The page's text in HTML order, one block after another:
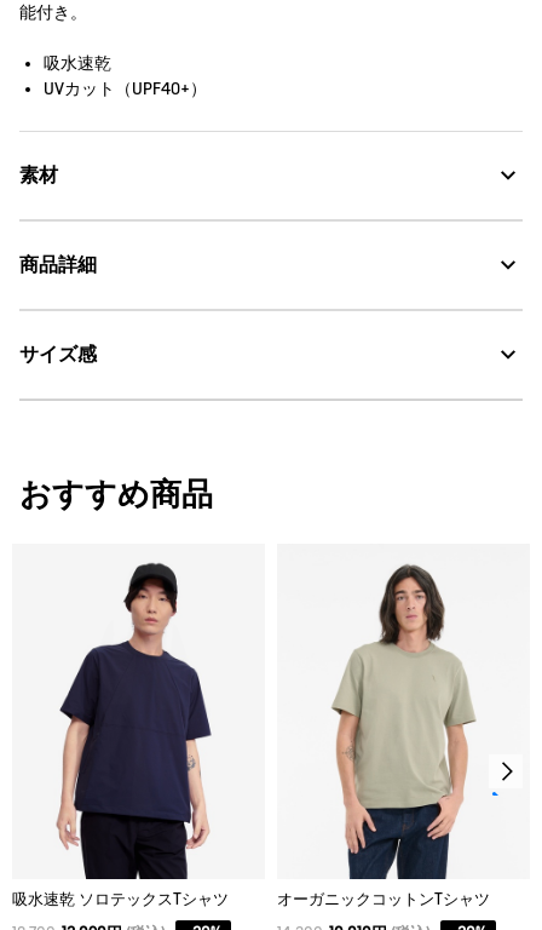
能付き。
吸水速乾
UVカット（UPF40+）
素材
速乾性に優れ、カラダをドライに保つコットンとポリエステルの
商品詳細
・色：レ (002)
サイズ感
S
45.5
XL 47.5
おすすめ商品
吸水速乾 ソロテックスTシャツ
オーガニックコットンTシャツ